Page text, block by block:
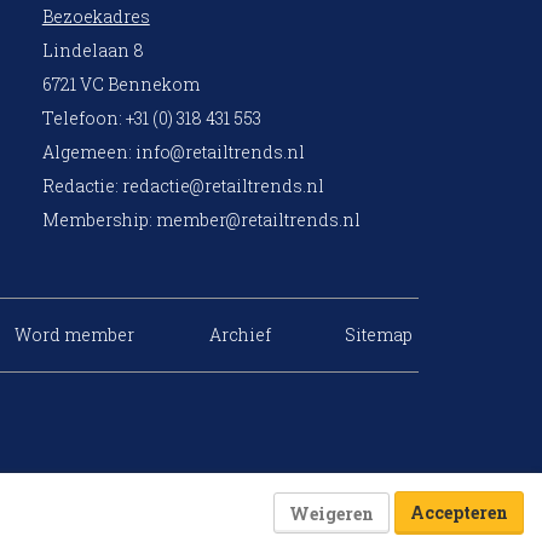
Bezoekadres
Lindelaan 8
6721 VC Bennekom
Telefoon: +31 (0) 318 431 553
Algemeen: info@retailtrends.nl
Redactie: redactie@retailtrends.nl
Membership: member@retailtrends.nl
Word member Archief Sitemap
Weigeren Accepteren